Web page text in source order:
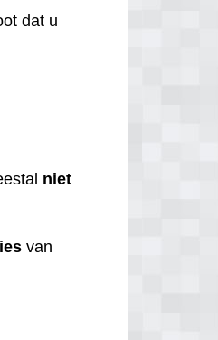
dat u
niet
van